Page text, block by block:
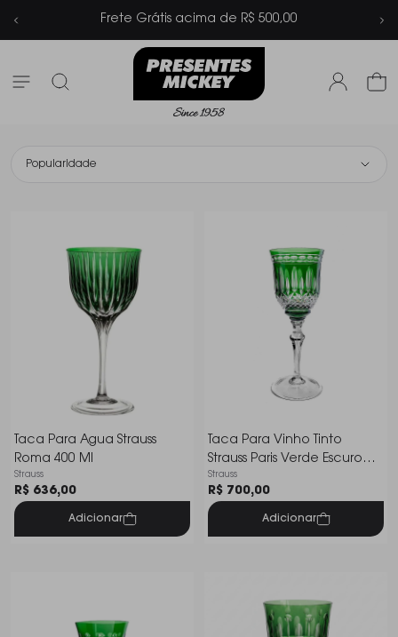
Parcelamento em até 6x sem
Popularidade
Taca Para Agua Strauss
Roma 400 Ml
Strauss
R$ 636,00
Adicionar
Taca Para Vinho Tinto
Strauss Paris Verde Escuro
350 Ml
Strauss
R$ 700,00
Adicionar